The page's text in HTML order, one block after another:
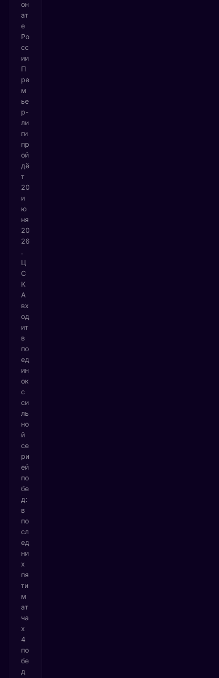
он
ат
е
Ро
сс
ии
П
ре
м
ье
р-
ли
ги
пр
ой
дё
т
20
и
ю
ня
20
26
.
Ц
С
К
А
вх
од
ит
в
по
ед
ин
ок
с
си
ль
но
й
се
ри
ей
по
бе
д:
в
по
сл
ед
ни
х
пя
ти
м
ат
ча
х
4
по
бе
д